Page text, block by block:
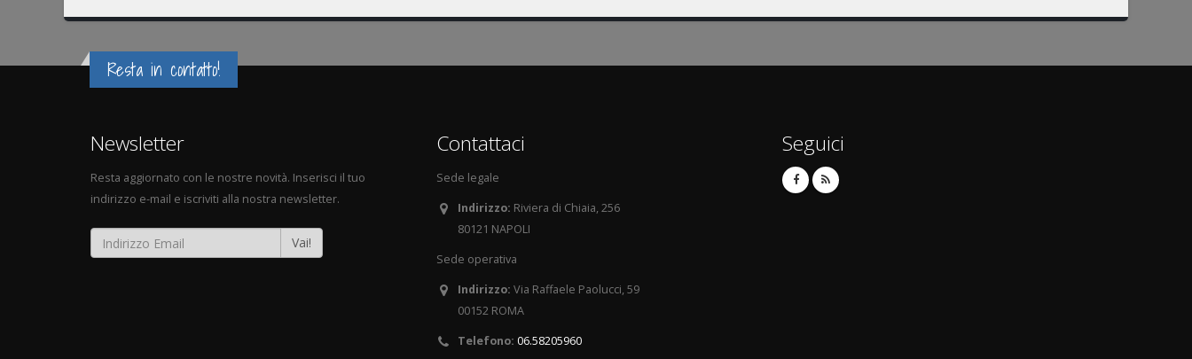
Resta in contatto!
Newsletter
Resta aggiornato con le nostre novità. Inserisci il tuo
indirizzo e-mail e iscriviti alla nostra newsletter.
Vai!
Contattaci
Sede legale
Indirizzo: Riviera di Chiaia, 256
80121 NAPOLI
Sede operativa
Indirizzo: Via Raffaele Paolucci, 59
00152 ROMA
Telefono: 06.58205960
Seguici